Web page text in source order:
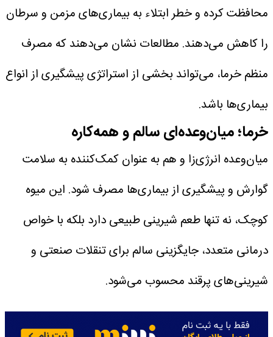
محافظت کرده و خطر ابتلاء به بیماری‌های مزمن و سرطان
را کاهش می‌دهند. مطالعات نشان می‌دهند که مصرف
منظم خرما، می‌تواند بخشی از استراتژی پیشگیری از انواع
بیماری‌ها باشد.
خرما؛ میان‌وعده‌ای سالم و همه‌کاره
میان‌وعده انرژی‌زا و هم به عنوان کمک‌کننده به سلامت
گوارش و پیشگیری از بیماری‌ها مصرف شود. این میوه
کوچک، نه تنها طعم شیرینی طبیعی دارد بلکه با خواص
درمانی متعدد، جایگزینی سالم برای تنقلات صنعتی و
شیرینی‌های پرقند محسوب می‌شود.